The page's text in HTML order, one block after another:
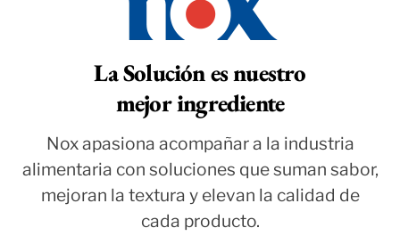
La Solución es nuestro
mejor ingrediente
Nox apasiona acompañar a la industria
alimentaria con soluciones que suman sabor,
mejoran la textura y elevan la calidad de
cada producto.